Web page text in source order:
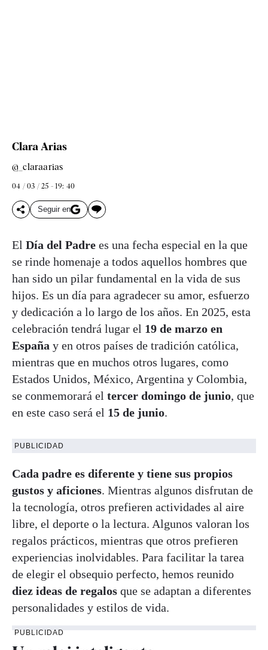
Clara Arias
@_claraarias
04 / 03 / 25 - 19: 40
Seguir en
El Día del Padre es una fecha especial en la que
se rinde homenaje a todos aquellos hombres que
han sido un pilar fundamental en la vida de sus
hijos. Es un día para agradecer su amor, esfuerzo
y dedicación a lo largo de los años. En 2025, esta
celebración tendrá lugar el 19 de marzo en
España y en otros países de tradición católica,
mientras que en muchos otros lugares, como
Estados Unidos, México, Argentina y Colombia,
se conmemorará el tercer domingo de junio, que
en este caso será el 15 de junio.
PUBLICIDAD
Cada padre es diferente y tiene sus propios
gustos y aficiones. Mientras algunos disfrutan de
la tecnología, otros prefieren actividades al aire
libre, el deporte o la lectura. Algunos valoran los
regalos prácticos, mientras que otros prefieren
experiencias inolvidables. Para facilitar la tarea
de elegir el obsequio perfecto, hemos reunido
diez ideas de regalos que se adaptan a diferentes
personalidades y estilos de vida.
PUBLICIDAD